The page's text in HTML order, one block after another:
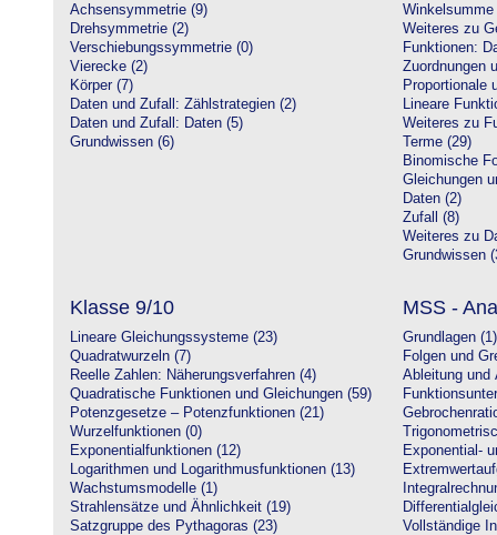
Achsensymmetrie (9)
Drehsymmetrie (2)
Verschiebungssymmetrie (0)
Vierecke (2)
Körper (7)
Daten und Zufall: Zählstrategien (2)
Daten und Zufall: Daten (5)
Grundwissen (6)
Weiteres zu
Funktionen:
Zuordnungen
Proportionale
Lineare
Weiteres zu
Terme (29)
Binomische
Gleichungen
Daten (2)
Zufall (8)
Weiteres zu
Grundwissen
Klasse 9/10
Lineare Gleichungssysteme (23)
Quadratwurzeln (7)
Reelle Zahlen: Näherungsverfahren (4)
Quadratische Funktionen und Gleichungen (59)
Potenzgesetze – Potenzfunktionen (21)
Wurzelfunktionen (0)
Exponentialfunktionen (12)
Logarithmen und Logarithmusfunktionen (13)
Wachstumsmodelle (1)
Strahlensätze und Ähnlichkeit (19)
Satzgruppe des Pythagoras (23)
MSS -
Grundlagen (1)
Folgen und
Ableitung und
Exponential-
Vollständige